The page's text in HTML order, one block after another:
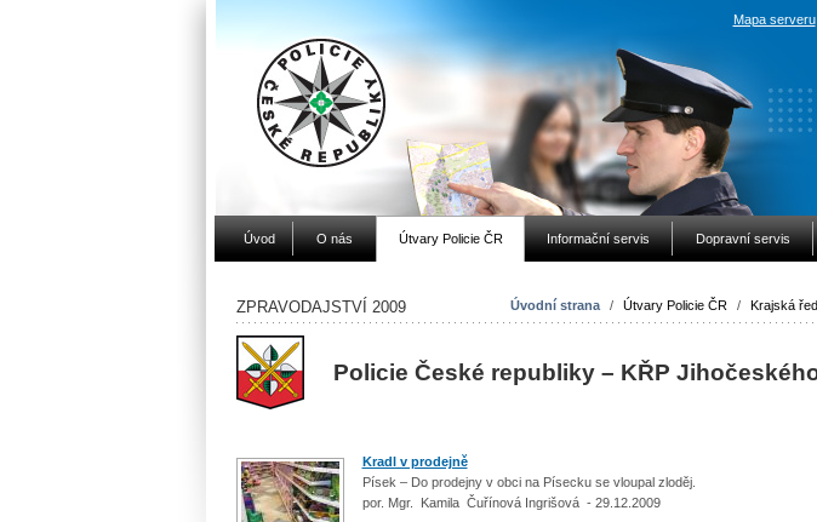
Mapa serveru
Úvod O nás Útvary Policie ČR Informační servis Dopravní servis
Úvodní strana / Útvary Policie ČR / Krajská
ZPRAVODAJSTVÍ 2009
Policie České republiky – KŘP
Kradl v prodejně
Písek – Do prodejny v obci na Písecku se vloupal zloděj.
por. Mgr. Kamila Čuřínová Ingrišová - 29.12.2009